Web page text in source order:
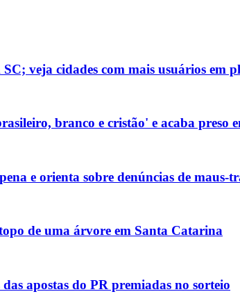
veja cidades com mais usuários em
branco e cristão' e acaba preso
e orienta sobre denúncias de maus-
de uma árvore em Santa Catarina
apostas do PR premiadas no sorteio